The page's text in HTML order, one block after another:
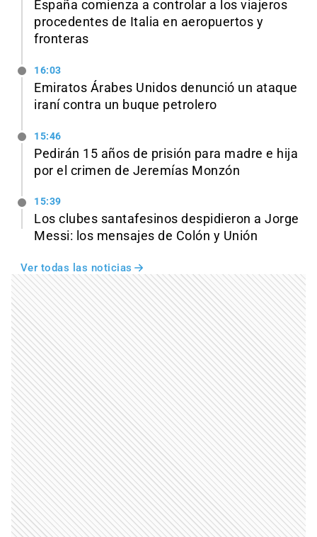
España comienza a controlar a los viajeros
procedentes de Italia en aeropuertos y
fronteras
16:03
Emiratos Árabes Unidos denunció un ataque
iraní contra un buque petrolero
15:46
Pedirán 15 años de prisión para madre e hija
por el crimen de Jeremías Monzón
15:39
Los clubes santafesinos despidieron a Jorge
Messi: los mensajes de Colón y Unión
Ver todas las noticias